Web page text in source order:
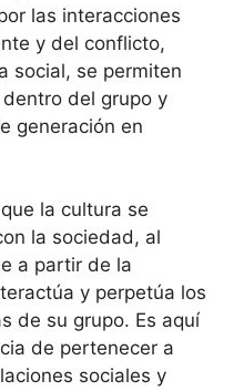
las interacciones
y del conflicto,
social, se permiten
del grupo y
generación en
la cultura se
la sociedad, al
a partir de la
y perpetúa los
de su grupo. Es aquí
de pertenecer a
sociales y